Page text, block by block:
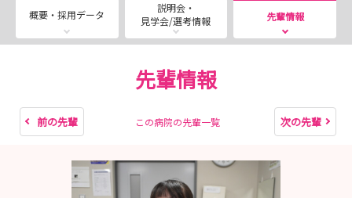
皆さんの不安や疑問にお答えするインターンや見学会、受
詳しい内容は以下のページでご確認ください！
https://nurse.mynavi.jp/student/seminars/list/241495
-----------------------------------------------
概要・採用データ
説明会・
見学会/選考情報
先輩情報
先輩情報
前の先輩 この病院の先輩一覧 次の先輩